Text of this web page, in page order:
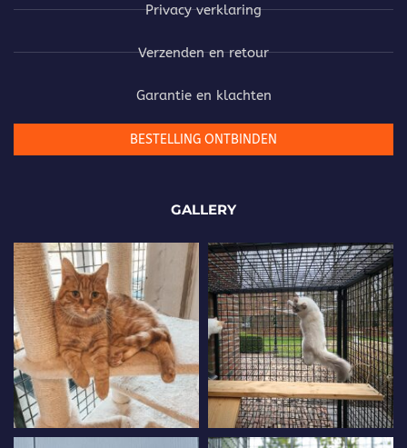
Privacy verklaring
Verzenden en retour
Garantie en klachten
BESTELLING ONTBINDEN
GALLERY